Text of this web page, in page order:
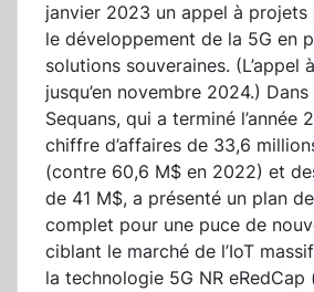
janvier 2023 un appel à projets
le développement de la 5G en
solutions souveraines. (L’appel
jusqu’en novembre 2024.)
Sequans, qui a terminé l’année
chiffre d’affaires de 33,6
(contre 60,6 M$ en 2022) et
de 41 M$, a présenté un plan
complet pour une puce de
ciblant le marché de l’IoT
la technologie 5G NR eRedCap